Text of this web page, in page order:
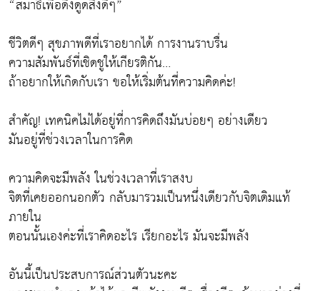
“สมาธิเพื่อดึงดูดสิ่งดีๆ”
ชีวิตดีๆ สุขภาพดีที่เราอยากได้ การงานราบรื่น
ความสัมพันธ์ที่เชิดชูให้เกียรติกัน…
ถ้าอยากให้เกิดกับเรา ขอให้เริ่มต้นที่ความคิดค่ะ!
สำคัญ! เทคนิคไม่ได้อยู่ที่การคิดถึงมันบ่อยๆ อย่างเดียว
มันอยู่ที่ช่วงเวลาในการคิด
ความคิดจะมีพลัง ในช่วงเวลาที่เราสงบ
จิตที่เคยออกนอกตัว กลับมารวมเป็นหนึ่งเดียวกับจิตเดิมแท้
ภายใน
ตอนนั้นเองค่ะที่เราคิดอะไร เรียกอะไร มันจะมีพลัง
อันนี้เป็นประสบการณ์ส่วนตัวนะคะ